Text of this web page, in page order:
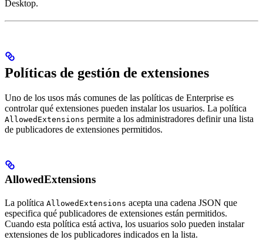
Desktop.
Políticas de gestión de extensiones
Uno de los usos más comunes de las políticas de Enterprise es
controlar qué extensiones pueden instalar los usuarios. La política
AllowedExtensions permite a los administradores definir una lista
de publicadores de extensiones permitidos.
AllowedExtensions
La política AllowedExtensions acepta una cadena JSON que
especifica qué publicadores de extensiones están permitidos.
Cuando esta política está activa, los usuarios solo pueden instalar
extensiones de los publicadores indicados en la lista.